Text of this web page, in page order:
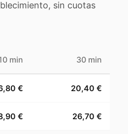
sin cuotas
min 30 min
€ 20,40 €
€ 26,70 €